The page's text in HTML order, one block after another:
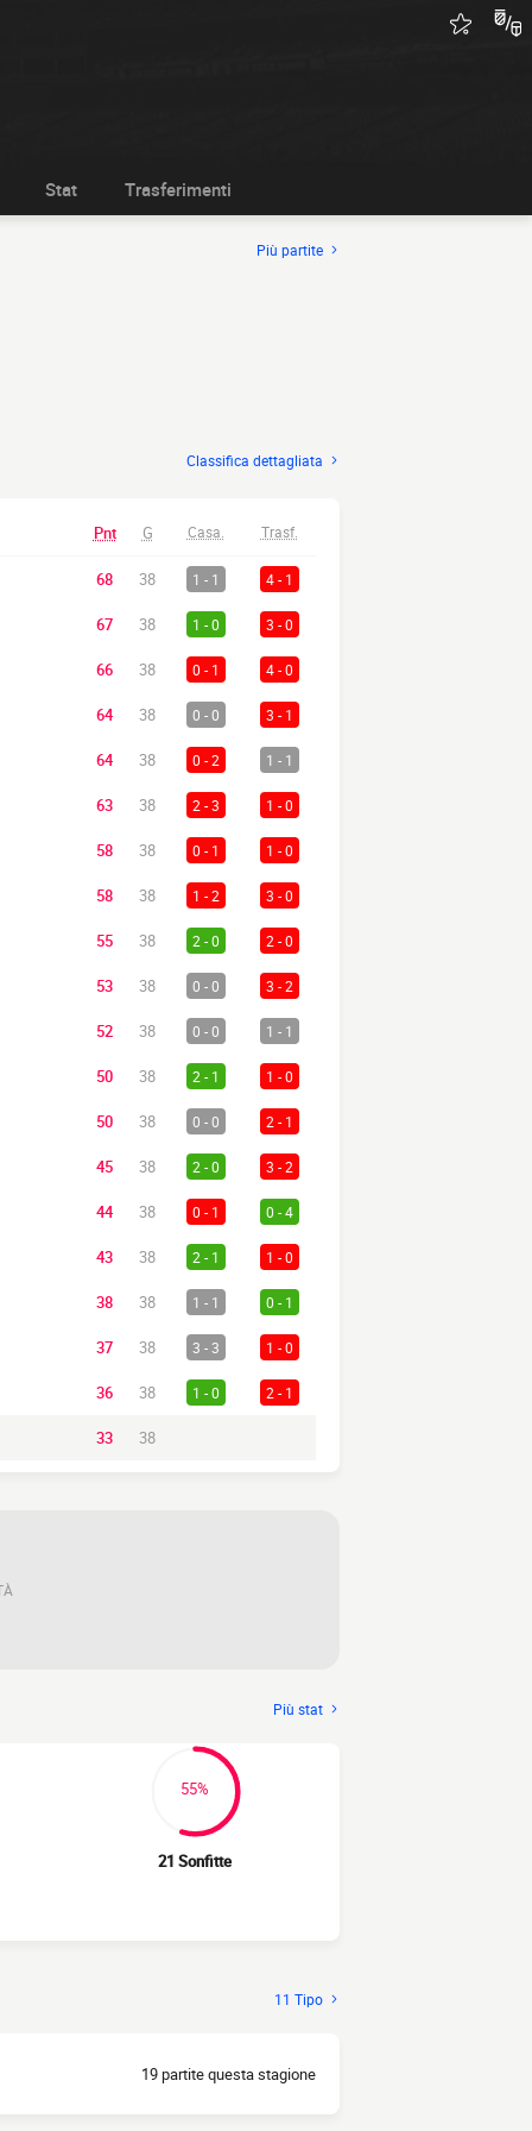
Stat Trasferimenti
Più partite
Classifica dettagliata
Pnt G Casa. Trasf.
68 38 1 - 1 4 - 1
67 38 1 - 0 3 - 0
66 38 0 - 1 4 - 0
64 38 0 - 0 3 - 1
64 38 0 - 2 1 - 1
63 38 2 - 3 1 - 0
58 38 0 - 1 1 - 0
58 38 1 - 2 3 - 0
55 38 2 - 0 2 - 0
53 38 0 - 0 3 - 2
52 38 0 - 0 1 - 1
50 38 2 - 1 1 - 0
50 38 0 - 0 2 - 1
45 38 2 - 0 3 - 2
44 38 0 - 1 0 - 4
43 38 2 - 1 1 - 0
38 38 1 - 1 0 - 1
37 38 3 - 3 1 - 0
36 38 1 - 0 2 - 1
33 38
Più stat
55%
21 Sonfitte
11 Tipo
19 partite questa stagione